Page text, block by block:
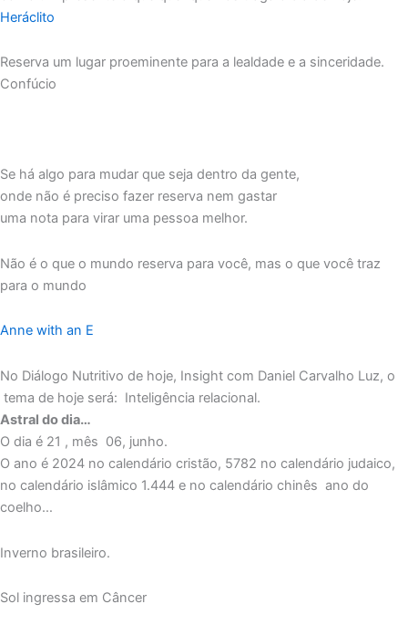
Heráclito
Reserva um lugar proeminente para a lealdade e a sinceridade.
Confúcio
Se há algo para mudar que seja dentro da gente,
onde não é preciso fazer reserva nem gastar
uma nota para virar uma pessoa melhor.
⁠Não é o que o mundo reserva para você, mas o que você traz
para o mundo
Anne with an E
No Diálogo Nutritivo de hoje, Insight com Daniel Carvalho Luz, o
tema de hoje será: Inteligência relacional.
Astral do dia…
O dia é 21 , mês 06, junho.
O ano é 2024 no calendário cristão, 5782 no calendário judaico,
no calendário islâmico 1.444 e no calendário chinês ano do
coelho…
Inverno brasileiro.
Sol ingressa em Câncer